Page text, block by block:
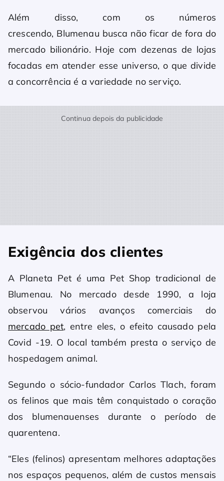
Além disso, com os números
crescendo, Blumenau busca não ficar de fora do
mercado bilionário. Hoje com dezenas de lojas
focadas em atender esse universo, o que divide
a concorrência é a variedade no serviço.
Continua depois da publicidade
Exigência dos clientes
A Planeta Pet é uma Pet Shop tradicional de
Blumenau. No mercado desde 1990, a loja
observou vários avanços comerciais do
mercado pet, entre eles, o efeito causado pela
Covid -19. O local também presta o serviço de
hospedagem animal.
Segundo o sócio-fundador Carlos Tlach, foram
os felinos que mais têm conquistado o coração
dos blumenauenses durante o período de
quarentena.
“Eles (felinos) apresentam melhores adaptações
nos espaços pequenos, além de custos mensais